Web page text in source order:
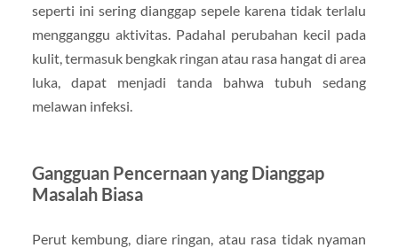
seperti ini sering dianggap sepele karena tidak terlalu
mengganggu aktivitas. Padahal perubahan kecil pada
kulit, termasuk bengkak ringan atau rasa hangat di area
luka, dapat menjadi tanda bahwa tubuh sedang
melawan infeksi.
Gangguan Pencernaan yang Dianggap
Masalah Biasa
Perut kembung, diare ringan, atau rasa tidak nyaman